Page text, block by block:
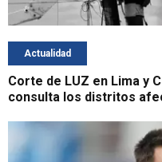
Actualidad
Corte de LUZ en Lima y
consulta los distritos